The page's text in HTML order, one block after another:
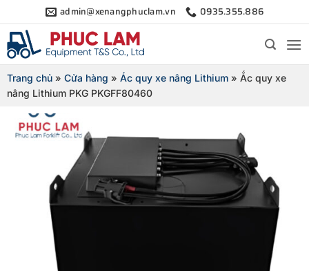
qua
nội
dung
admin@xenangphuclam.vn 0935.355.886
Trang chủ » Cửa hàng » Ác quy xe nâng Lithium » Ắc quy xe
nâng Lithium PKG PKGFF80460